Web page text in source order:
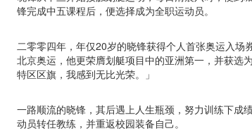
锋完成中五课程后，便选择成为全职运动员。
二零零四年，年仅20岁的晓锋获得个人首张奥运入
北京奥运，他更荣膺划艇项目中的亚洲第一，并获选
特区区旗，我感到无比光荣。」
一路顺流的晓锋，其后遇上人生瓶颈，努力训练下成
动员转任教练，并重返校园装备自己。